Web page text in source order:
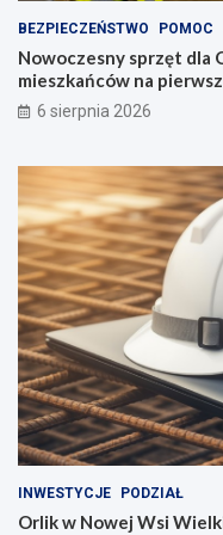
BEZPIECZEŃSTWO POMOC
Nowoczesny sprzęt dla
mieszkańców na
6 sierpnia 2026
INWESTYCJE PODZIAŁ
Orlik w Nowej Wsi